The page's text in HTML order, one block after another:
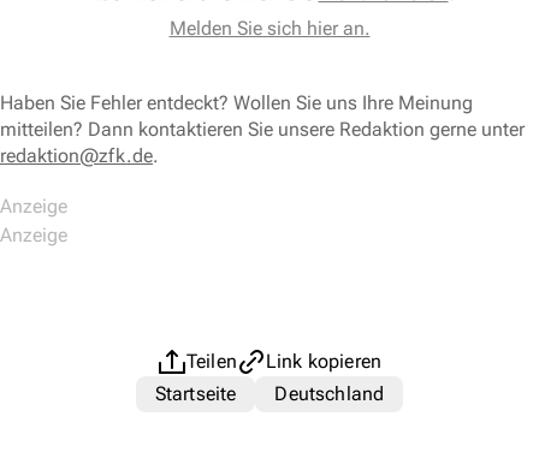
Melden Sie sich hier an.
Haben Sie Fehler entdeckt? Wollen Sie uns Ihre Meinung
mitteilen? Dann kontaktieren Sie unsere Redaktion gerne unter
redaktion@zfk.de.
Teilen
Link kopieren
Startseite
Deutschland